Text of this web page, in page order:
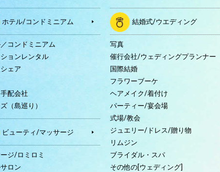
ホテル/コンドミニアム
コンドミニアム
ョンレンタル
ェア
配会社
（島巡り）
ビューティ/マッサージ
ジ/ロミロミ
ロン
結婚式/ウエディング
写真
催行会社/ウェディングプランナー
国際結婚
フラワーブーケ
ヘアメイク/着付け
パーティー/宴会場
式場/教会
ジュエリー/ドレス/贈り物
リムジン
ブライダル・スパ
その他の[ウェディング]